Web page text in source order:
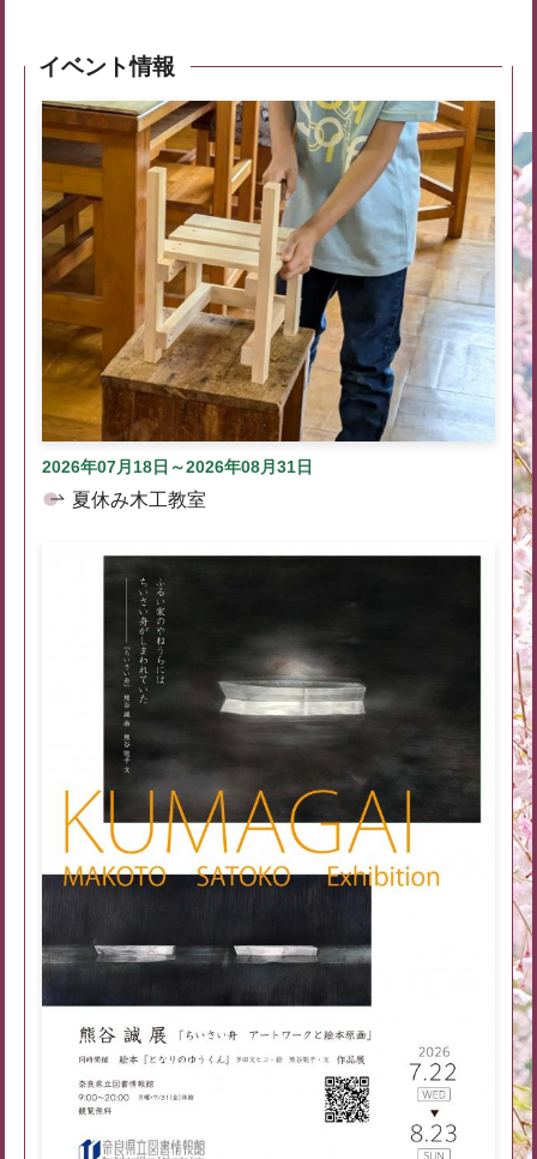
イベント情報
2026年07月18日～2026年08月31日
夏休み木工教室